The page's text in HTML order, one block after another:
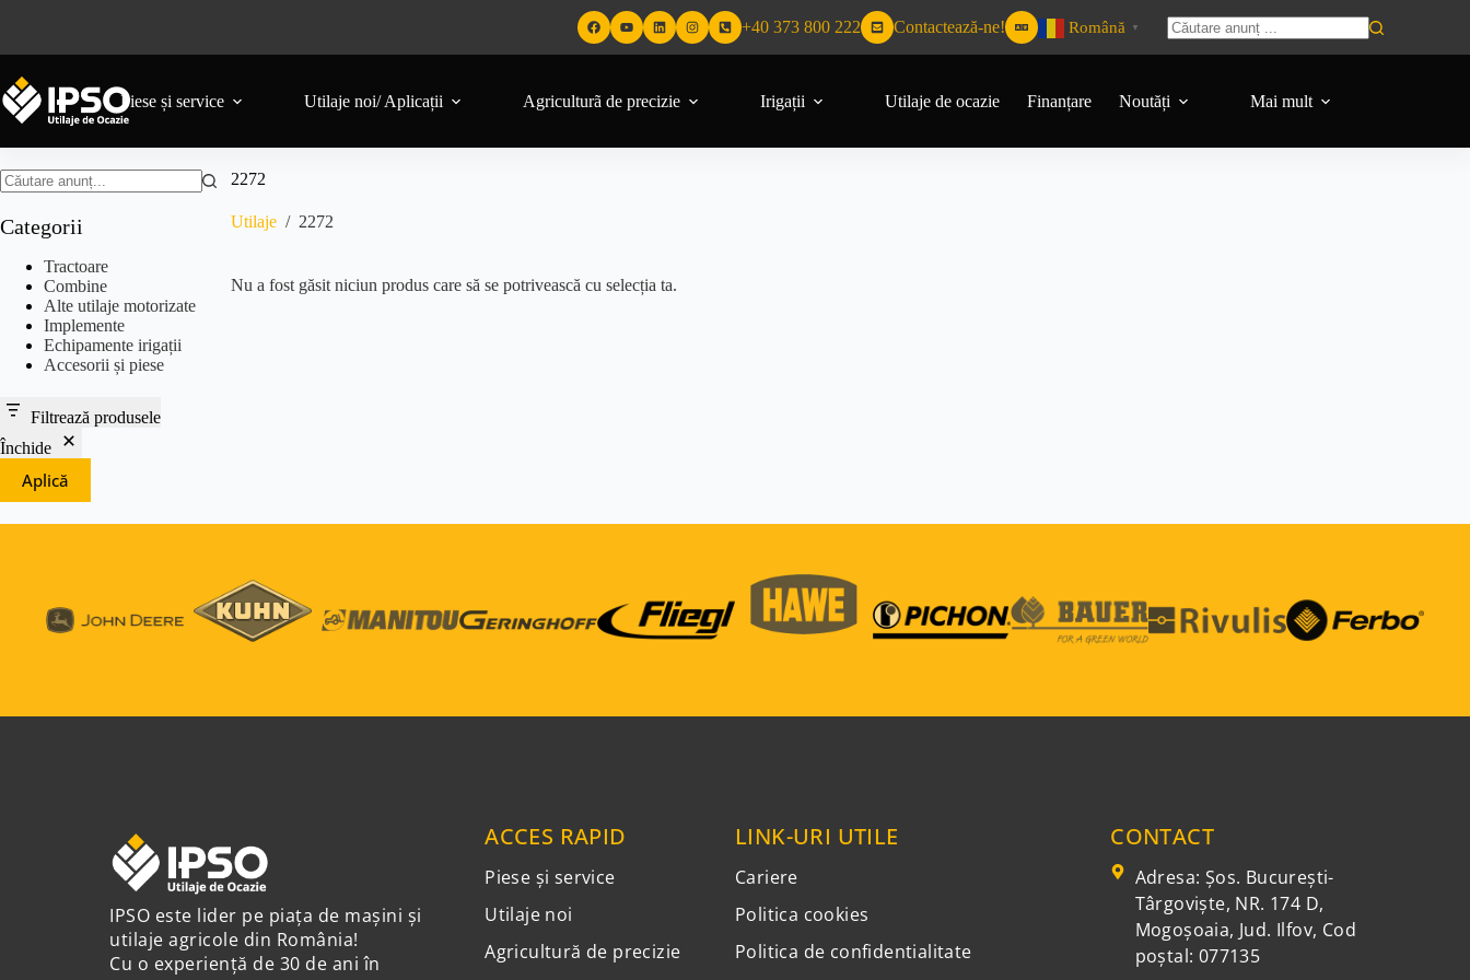
+40 373 800 222 Contactează-ne! Română ▼
Piese și service Utilaje noi/ Aplicații Agriculturã de precizie Irigații Utilaje de ocazie Finanțare Noutăți Mai mult
2272
Utilaje / 2272
Nu a fost găsit niciun produs care să se potrivească cu selecția ta.
Categorii
Tractoare
Combine
Alte utilaje motorizate
Implemente
Echipamente irigații
Accesorii și piese
Filtrează produsele
Închide
Aplică
IPSO este lider pe piața de mașini și
utilaje agricole din România!
Cu o experiență de 30 de ani în
ACCES RAPID
Piese și service
Utilaje noi
Agricultură de precizie
LINK-URI UTILE
Cariere
Politica cookies
Politica de confidentialitate
CONTACT
Adresa: Şos. Bucureşti-
Târgovişte, NR. 174 D,
Mogoşoaia, Jud. Ilfov, Cod
poștal: 077135